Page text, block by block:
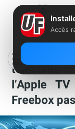
Ca s’est
télécoms
l’Apple
Freebox
Accès